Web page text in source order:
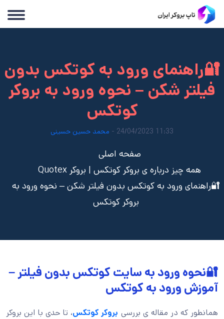
🔐راهنمای ورود به کوتکس بدون
فیلتر شکن – نحوه ورود به بروکر
کوتکس
11:33 24/04/2023 - محمد حسین حسینی
صفحه اصلی
همه چیز درباره ی بروکر کوتکس | بروکر Quotex
🔐راهنمای ورود به کوتکس بدون فیلتر شکن – نحوه ورود به
بروکر کوتکس
🔐نحوه ورود به سایت کوتکس بدون فیلتر –
آموزش ورود به کوتکس
همانطور که در مقاله ی بررسی بروکر کوتکس، تا حدی با این بروکر